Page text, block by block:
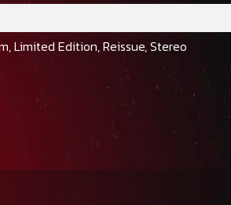
Limited Edition, Reissue, Stereo